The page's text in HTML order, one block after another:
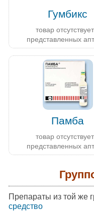
Гумбикс
товар
представленных
Памба
товар
представленных
Препараты из той же
средство